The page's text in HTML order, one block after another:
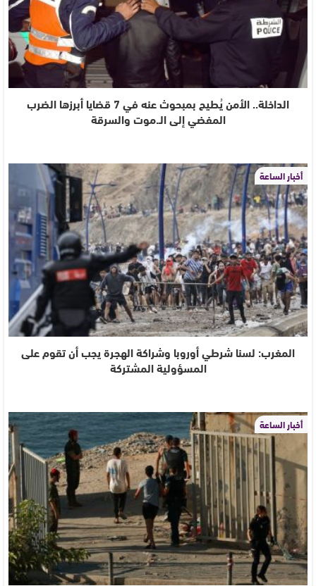
الداخلة.. الأمن يُطيح بمبحوث عنه في 7 قضايا أبرزها الضرب
المفضي إلى الـ.موت والسرقة
أخبار الساعة
المغرب: لسنا شرطي أوروبا وشراكة الهجرة يجب أن تقوم على
المسؤولية المشتركة
أخبار الساعة